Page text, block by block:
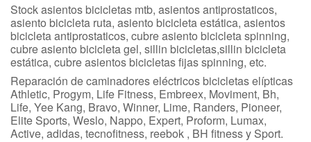
Stock asientos bicicletas mtb, asientos antiprostaticos,
asiento bicicleta ruta, asiento bicicleta estática, asientos
bicicleta antiprostaticos, cubre asiento bicicleta spinning,
cubre asiento bicicleta gel, sillin bicicletas,sillin bicicleta
estática, cubre asientos bicicletas fijas spinning, etc.
Reparación de caminadores eléctricos bicicletas elípticas
Athletic, Progym, Life Fitness, Embreex, Moviment, Bh,
Life, Yee Kang, Bravo, Winner, Lime, Randers, Pioneer,
Elite Sports, Weslo, Nappo, Expert, Proform, Lumax,
Active, adidas, tecnofitness, reebok , BH fitness y Sport.